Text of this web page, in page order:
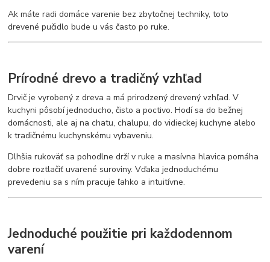
Ak máte radi domáce varenie bez zbytočnej techniky, toto
drevené pučidlo bude u vás často po ruke.
Prírodné drevo a tradičný vzhľad
Drvič je vyrobený z dreva a má prirodzený drevený vzhľad. V
kuchyni pôsobí jednoducho, čisto a poctivo. Hodí sa do bežnej
domácnosti, ale aj na chatu, chalupu, do vidieckej kuchyne alebo
k tradičnému kuchynskému vybaveniu.
Dlhšia rukoväť sa pohodlne drží v ruke a masívna hlavica pomáha
dobre roztlačiť uvarené suroviny. Vďaka jednoduchému
prevedeniu sa s ním pracuje ľahko a intuitívne.
Jednoduché použitie pri každodennom
varení